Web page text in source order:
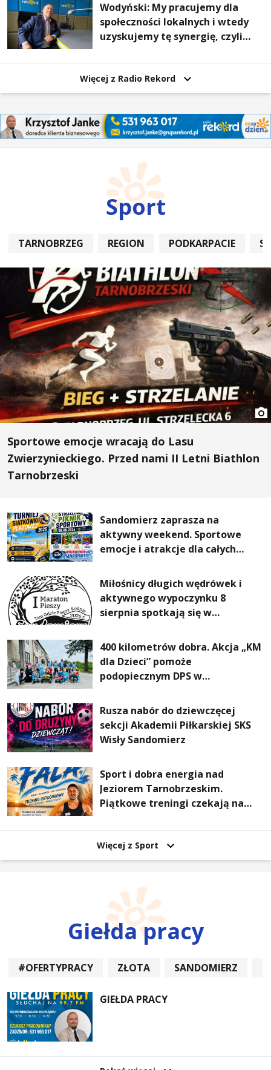
Wodyński: My pracujemy dla
społeczności lokalnych i wtedy
uzyskujemy tę synergię, czyli
Więcej z Radio Rekord
Sport
TARNOBRZEG REGION PODKARPACIE
Sportowe emocje wracają do Lasu
Zwierzynieckiego. Przed nami II Letni Biathlon
Tarnobrzeski
Sandomierz zaprasza na
aktywny weekend. Sportowe
emocje i atrakcje dla całych
Miłośnicy długich wędrówek i
aktywnego wypoczynku 8
sierpnia spotkają się w
Pieszym „Tam Gdzie Pieprz
Rośnie”
400 kilometrów dobra. Akcja „KM
dla Dzieci” pomoże
podopiecznym DPS w
Rusza nabór do dziewczęcej
sekcji Akademii Piłkarskiej SKS
Wisły Sandomierz
Sport i dobra energia nad
Jeziorem Tarnobrzeskim.
Piątkowe treningi czekają na
Więcej z Sport
Giełda pracy
#OFERTYPRACY ZŁOTA SANDOMIERZ
GIEŁDA PRACY